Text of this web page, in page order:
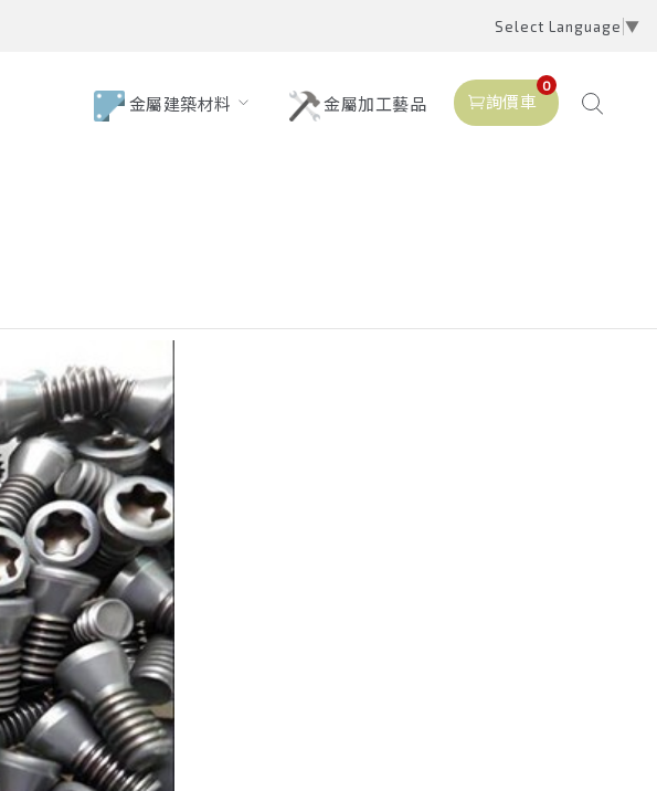
Select Language ▼
金屬建築材料 金屬加工藝品 詢價車
0